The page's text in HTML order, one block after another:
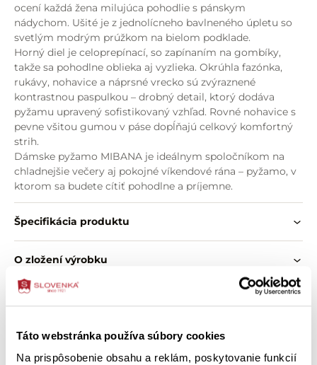
Táto webstránka používa súbory cookies
Na prispôsobenie obsahu a reklám, poskytovanie funkcií
ocení každá žena milujúca pohodlie s pánskym
nádychom. Ušité je z jednolícneho bavlneného úpletu so
svetlým modrým prúžkom na bielom podklade.
Horný diel je celoprepínací, so zapínaním na gombíky,
takže sa pohodlne oblieka aj vyzlieka. Okrúhla fazónka,
rukávy, nohavice a náprsné vrecko sú zvýraznené
kontrastnou paspulkou – drobný detail, ktorý dodáva
pyžamu upravený sofistikovaný vzhľad. Rovné nohavice s
pevne všitou gumou v páse dopĺňajú celkový komfortný
strih.
Dámske pyžamo MIBANA je ideálnym spoločníkom na
chladnejšie večery aj pokojné víkendové rána – pyžamo, v
ktorom sa budete cítiť pohodlne a príjemne.
Špecifikácia produktu
O zložení výrobku
Ako správne vybrať veľkosť
Ako ošetriť výrobok